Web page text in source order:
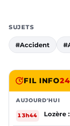
SUJETS
#Accident
FIL INFO
AUJOURD'HUI
13h44 Lozère